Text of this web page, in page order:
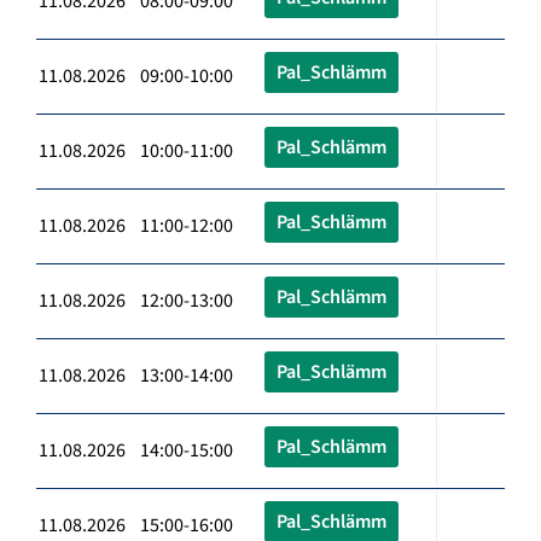
11.08.2026 09:00-10:00 Pal_Schlämm
11.08.2026 10:00-11:00 Pal_Schlämm
11.08.2026 11:00-12:00 Pal_Schlämm
11.08.2026 12:00-13:00 Pal_Schlämm
11.08.2026 13:00-14:00 Pal_Schlämm
11.08.2026 14:00-15:00 Pal_Schlämm
11.08.2026 15:00-16:00 Pal_Schlämm